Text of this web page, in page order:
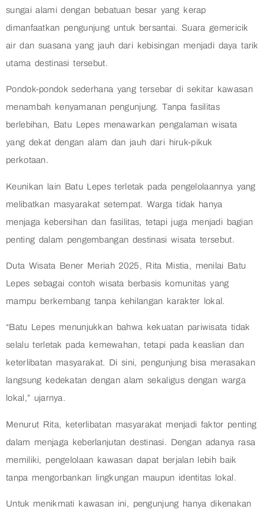
sungai alami dengan bebatuan besar yang kerap
dimanfaatkan pengunjung untuk bersantai. Suara gemericik
air dan suasana yang jauh dari kebisingan menjadi daya tarik
utama destinasi tersebut.
Pondok-pondok sederhana yang tersebar di sekitar kawasan
menambah kenyamanan pengunjung. Tanpa fasilitas
berlebihan, Batu Lepes menawarkan pengalaman wisata
yang dekat dengan alam dan jauh dari hiruk-pikuk
perkotaan.
Keunikan lain Batu Lepes terletak pada pengelolaannya yang
melibatkan masyarakat setempat. Warga tidak hanya
menjaga kebersihan dan fasilitas, tetapi juga menjadi bagian
penting dalam pengembangan destinasi wisata tersebut.
Duta Wisata Bener Meriah 2025, Rita Mistia, menilai Batu
Lepes sebagai contoh wisata berbasis komunitas yang
mampu berkembang tanpa kehilangan karakter lokal.
“Batu Lepes menunjukkan bahwa kekuatan pariwisata tidak
selalu terletak pada kemewahan, tetapi pada keaslian dan
keterlibatan masyarakat. Di sini, pengunjung bisa merasakan
langsung kedekatan dengan alam sekaligus dengan warga
lokal,” ujarnya.
Menurut Rita, keterlibatan masyarakat menjadi faktor penting
dalam menjaga keberlanjutan destinasi. Dengan adanya rasa
memiliki, pengelolaan kawasan dapat berjalan lebih baik
tanpa mengorbankan lingkungan maupun identitas lokal.
Untuk menikmati kawasan ini, pengunjung hanya dikenakan